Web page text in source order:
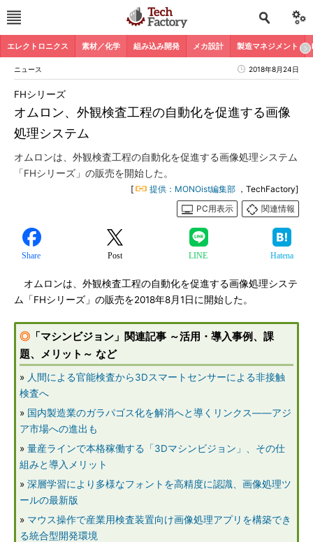
エレクトロニクス 素材／化学 組み込み開発 メカ設計 製造マネジメント
ニュース 2018年8月24日
オムロン、外観検査工程の自動化を促進する画像
処理システム
FHシリーズ
オムロンは、外観検査工程の自動化を促進する画像処理システム
「FHシリーズ」の販売を開始した。
[ 提供：MONOist編集部 ，TechFactory]
PC用表示
関連情報
Share Post LINE Hatena
オムロンは、外観検査工程の自動化を促進する画像処理システ
ム「FHシリーズ」の販売を2018年8月1日に開始した。
◎ 「マシンビジョン」関連記事 ～活用・導入事例、課
題、メリット～ など
» 人間による官能検査から3Dスマートセンサーによる非接触
検査へ
» 国内製造業のガラパゴス化を解消へと導くリンクス――アジ
ア市場への進出も
» 量産ラインで本格稼働する「3Dマシンビジョン」、その仕
組みと導入メリット
» 深層学習により多様なフォントを高精度に認識、画像処理ツ
ールの最新版
» マウス操作で産業用検査装置向け画像処理アプリを構築でき
る統合型開発環境